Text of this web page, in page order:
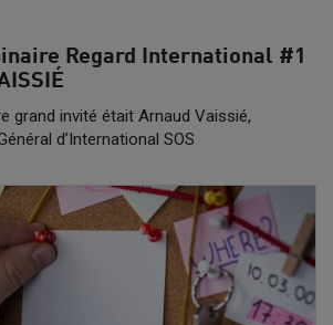
Regard International #1
grand invité était Arnaud Vaissié,
d’International SOS